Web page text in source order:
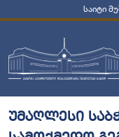
საიტი
უმაღლესი